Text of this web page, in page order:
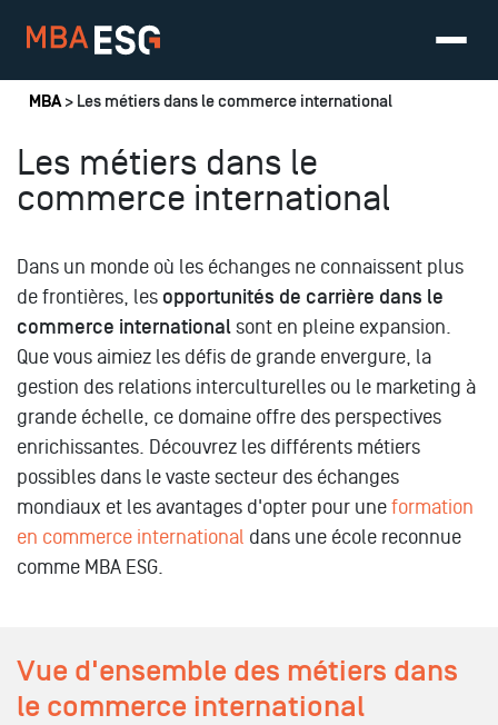
Vous êtes ici
MBA> Les métiers dans le commerce international
Les métiers dans le
commerce international
Dans un monde où les échanges ne connaissent plus
de frontières, les opportunités de carrière dans le
commerce international sont en pleine expansion.
Que vous aimiez les défis de grande envergure, la
gestion des relations interculturelles ou le marketing à
grande échelle, ce domaine offre des perspectives
enrichissantes. Découvrez les différents métiers
possibles dans le vaste secteur des échanges
mondiaux et les avantages d'opter pour une formation
en commerce international dans une école reconnue
comme MBA ESG.
Vue d'ensemble des métiers dans
le commerce international